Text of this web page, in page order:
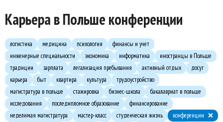
Карьера в Польше конференции
логистика медицина психология
финансы и учет
инженерные специальности
экономика информатика
иностранцы в Польше
традиции
зарплата легализация пребывания активный отдых
досуг
карьера
быт квартира культура
трудоустройство
магистратура в польше
стажировка бизнес-школа
бакалавриат в польше
исследования
последипломное образование
финансирование
неделимая магистратура
мастер-класс студенческая жизнь
конференции